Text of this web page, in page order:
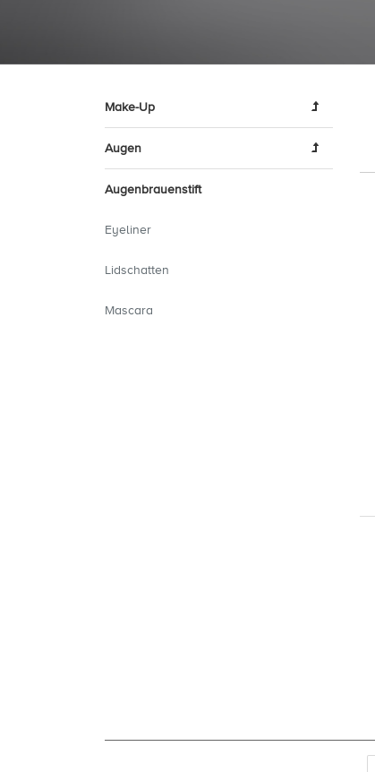
Make-Up
Augen
Augenbrauenstift
Eyeliner
Lidschatten
Mascara